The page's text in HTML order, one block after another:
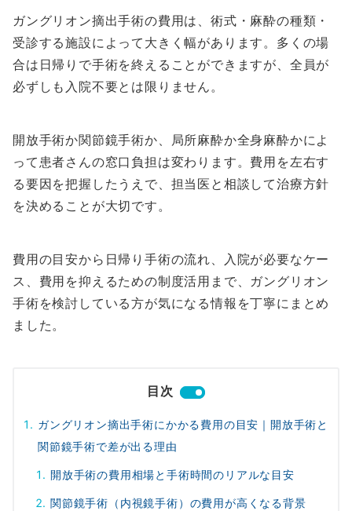
ガングリオン摘出手術の費用は、術式・麻酔の種類・
受診する施設によって大きく幅があります。多くの場
合は日帰りで手術を終えることができますが、全員が
必ずしも入院不要とは限りません。
開放手術か関節鏡手術か、局所麻酔か全身麻酔かによ
って患者さんの窓口負担は変わります。費用を左右す
る要因を把握したうえで、担当医と相談して治療方針
を決めることが大切です。
費用の目安から日帰り手術の流れ、入院が必要なケー
ス、費用を抑えるための制度活用まで、ガングリオン
手術を検討している方が気になる情報を丁寧にまとめ
ました。
目次
ガングリオン摘出手術にかかる費用の目安｜開放手術と
関節鏡手術で差が出る理由
開放手術の費用相場と手術時間のリアルな目安
関節鏡手術（内視鏡手術）の費用が高くなる背景